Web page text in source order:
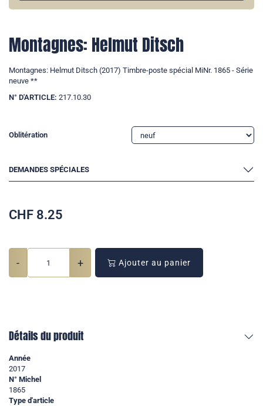
Montagnes: Helmut Ditsch
Montagnes: Helmut Ditsch (2017) Timbre-poste spécial MiNr. 1865 - Série
neuve **
N° D'ARTICLE: 217.10.30
Oblitération
DEMANDES SPÉCIALES
CHF 8.25
- + Ajouter au panier
Détails du produit
Année
2017
N° Michel
1865
Type d'article